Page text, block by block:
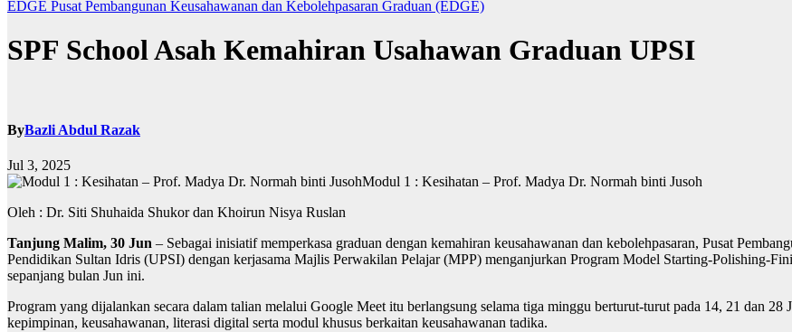
EDGE Pusat Pembangunan Keusahawanan dan Kebolehpasaran Graduan (EDGE)
SPF School Asah Kemahiran Usahawan Graduan UPSI
ByBazli Abdul Razak
Jul 3, 2025
Modul 1 : Kesihatan – Prof. Madya Dr. Normah binti Jusoh
Oleh : Dr. Siti Shuhaida Shukor dan Khoirun Nisya Ruslan
Tanjung Malim, 30 Jun – Sebagai inisiatif memperkasa graduan dengan kemahiran keusahawanan dan kebolehpasaran, Pusat
Pendidikan Sultan Idris (UPSI) dengan kerjasama Majlis Perwakilan Pelajar (MPP) menganjurkan Program Model Starting-Polishing-
sepanjang bulan Jun ini.
Program yang dijalankan secara dalam talian melalui Google Meet itu berlangsung selama tiga minggu berturut-turut pada 14, 21 dan
kepimpinan, keusahawanan, literasi digital serta modul khusus berkaitan keusahawanan tadika.